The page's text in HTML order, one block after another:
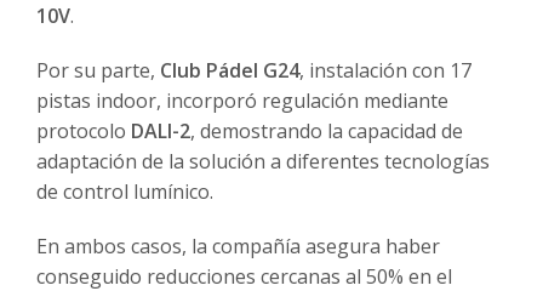
10V.
Por su parte, Club Pádel G24, instalación con 17
pistas indoor, incorporó regulación mediante
protocolo DALI-2, demostrando la capacidad de
adaptación de la solución a diferentes tecnologías
de control lumínico.
En ambos casos, la compañía asegura haber
conseguido reducciones cercanas al 50% en el